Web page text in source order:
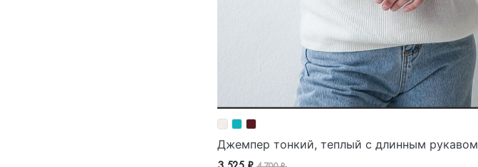
Джемпер тонкий, теплый с длинным рукавом